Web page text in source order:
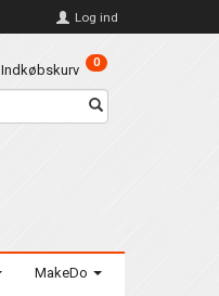
Log ind
Indkøbskurv 0
MakeDo